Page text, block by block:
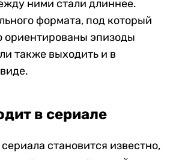
ними стали длиннее.
формата, под который
ориентированы эпизоды
также выходить и в
в сериале
становится известно,